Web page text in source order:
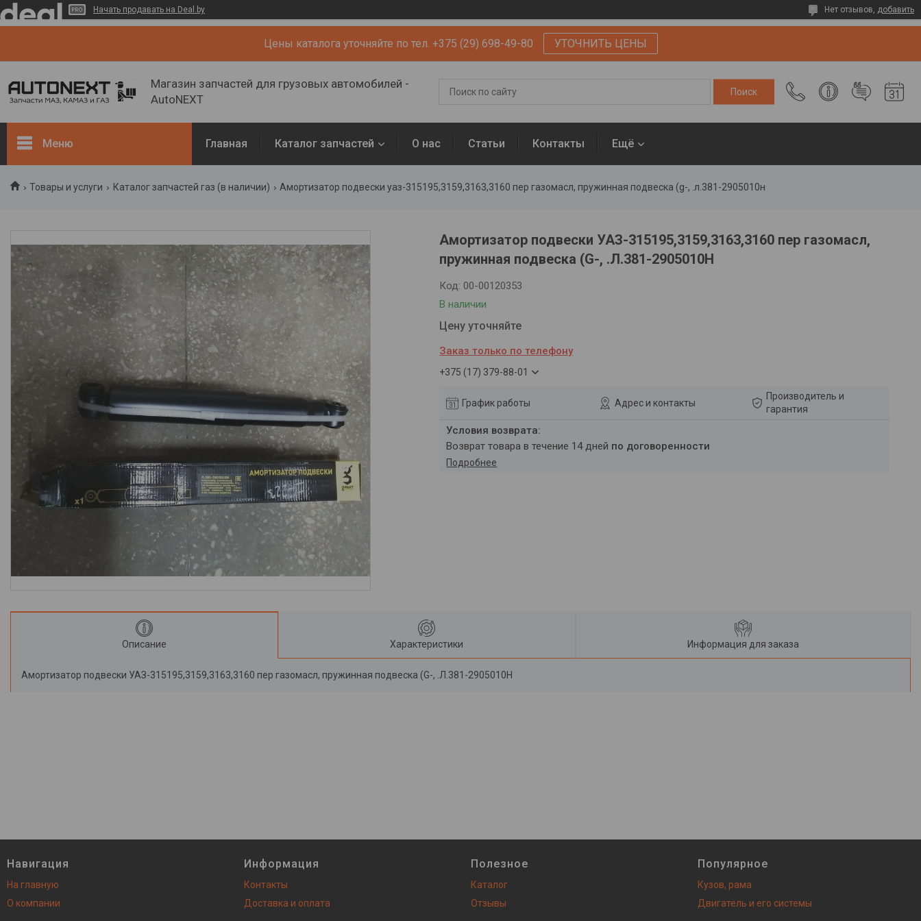
Начать продавать на Deal.by Нет отзывов, добавить
Цены каталога уточняйте по тел. +375 (29) 698-49-80 УТОЧНИТЬ ЦЕНЫ
Магазин запчастей для грузовых автомобилей -
AutoNEXT
Меню
наличии)
Запчасти ГАЗ (NEW)
О нас
Отзывы
Главная Каталог запчастей О нас Статьи Контакты Ещё
Товары и услуги Каталог запчастей газ (в наличии) Амортизатор подвески уаз-315195,3159,3163,3160 пер газомасл, пружинная подвеска (g-, .л.381-2905010н
Амортизатор подвески УАЗ-315195,3159,3163,3160 пер газомасл,
пружинная подвеска (G-, .Л.381-2905010Н
В наличии
Код: 00-00120353
Цену уточняйте
Заказ только по телефону
+375 (17) 379-88-01
График работы Адрес и контакты
Производитель и
гарантия
возврат товара в течение 14 дней по договоренности
Подробнее
Описание Характеристики Информация для заказа
Амортизатор подвески УАЗ-315195,3159,3163,3160 пер газомасл, пружинная подвеска (G-, .Л.381-2905010Н
Навигация
На главную
О компании
Информация
Контакты
Доставка и оплата
Полезное
Каталог
Отзывы
Популярное
Кузов, рама
Двигатель и его системы